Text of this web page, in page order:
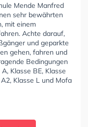
Mende Manfred
sehr bewährten
mit einem
Achte darauf,
und geparkte
gehen, fahren und
Bedingungen
Klasse BE, Klasse
Klasse L und Mofa